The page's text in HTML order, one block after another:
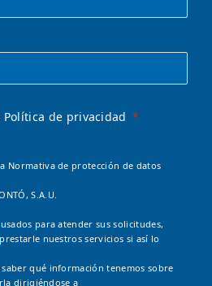
de privacidad
Normativa de protección de datos
S.A.U.
para atender sus solicitudes,
nuestros servicios si así lo
saber qué información tenemos sobre
dirigiéndose a